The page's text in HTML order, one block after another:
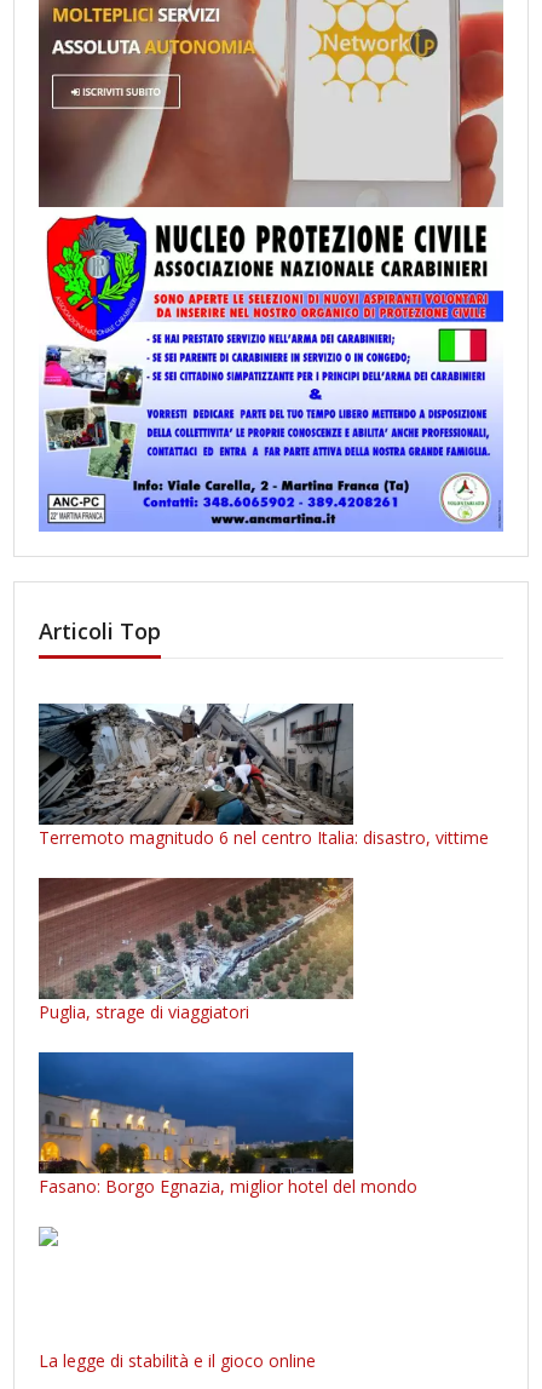
Articoli Top
Terremoto magnitudo 6 nel centro Italia: disastro, vittime
Puglia, strage di viaggiatori
Fasano: Borgo Egnazia, miglior hotel del mondo
La legge di stabilità e il gioco online